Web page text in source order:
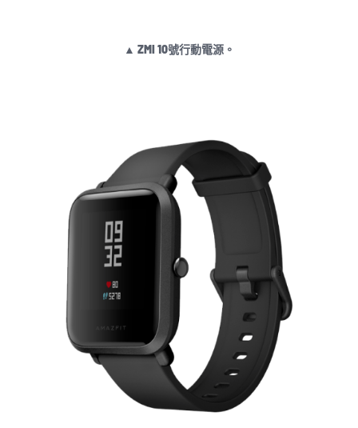
▲ ZMI 10號行動電源。